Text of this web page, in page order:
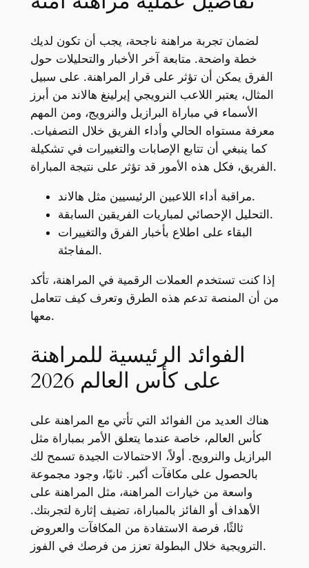
لضمان تجربة مراهنة ناجحة، يجب أن تكون لديك
خطة واضحة. متابعة آخر الأخبار والتحليلات حول
الفرق يمكن أن تؤثر على قرار المراهنة. على سبيل
المثال، يعتبر اللاعب النرويجي إيرلينغ هالاند من أبرز
الأسماء في مباراة البرازيل والنرويج، ومن المهم
معرفة مستواه الحالي وأداء الفريق خلال التصفيات.
كما ينبغي أن تتابع الإصابات والتغييرات في تشكيلة
الفريق، فكل هذه الأمور قد تؤثر على نتيجة المباراة.
مراقبة أداء اللاعبين الرئيسيين مثل هالاند.
التحليل الإحصائي لمباريات الفريقين السابقة.
البقاء على اطلاع بأخبار الفرق والتغييرات
المفاجئة.
إذا كنت تستخدم العملات الرقمية في المراهنة، تأكد
من أن المنصة تدعم هذه الطرق وتعرف كيف تتعامل
معها.
الفوائد الرئيسية للمراهنة
على كأس العالم 2026
هناك العديد من الفوائد التي تأتي مع المراهنة على
كأس العالم، خاصة عندما يتعلق الأمر بمباراة مثل
البرازيل والنرويج. أولاً، الاحتمالات الجيدة تسمح لك
بالحصول على مكافآت أكبر. ثانيًا، وجود مجموعة
واسعة من خيارات المراهنة، مثل المراهنة على
الأهداف أو الفائز بالمباراة، تضيف إثارة لتجربتك.
ثالثًا، فرصة الاستفادة من المكافآت والعروض
الترويجية خلال البطولة تعزز من فرصك في الفوز.